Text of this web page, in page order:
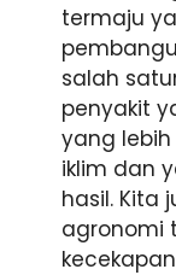
termaju
salah
penyakit
yang
iklim dan
hasil. Kita
agronomi